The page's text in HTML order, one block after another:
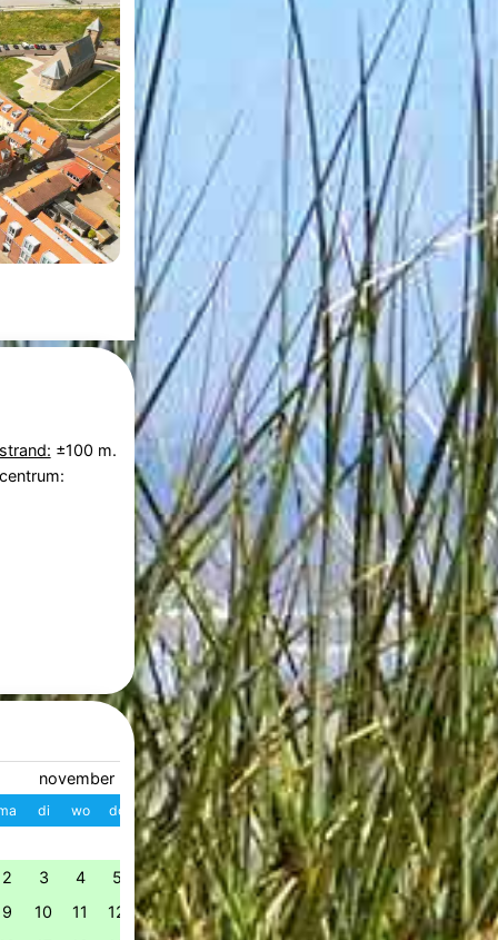
±100 m.
november 2026
di wo do vr za zo
1
2 3 4 5 6 7 8
9 10 11 12 13 14 15
december 2026
W ma di wo do vr
49 1 2 3 4 5
50 7 8 9 10 11
51 14 15 16 17 18